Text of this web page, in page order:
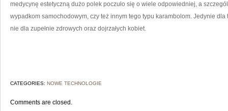
medycynę estetyczną dużo polek poczuło się o wiele odpowiedniej, a
wypadkom samochodowym, czy też innym tego typu karambolom. Jedynie
nie dla zupełnie zdrowych oraz dojrzałych kobiet.
CATEGORIES: NOWE TECHNOLOGIE
Comments are closed.